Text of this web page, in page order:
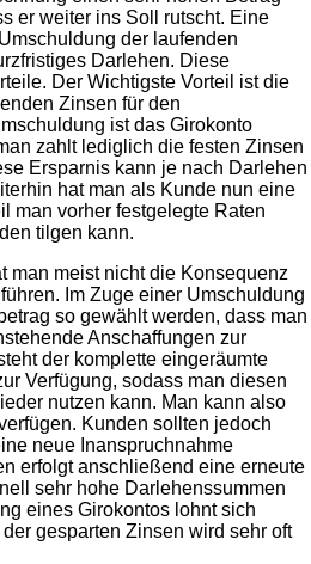
er weiter ins Soll rutscht. Eine
der laufenden
Darlehen. Diese
Der Wichtigste Vorteil ist die
Zinsen für den
ist das Girokonto
zahlt lediglich die festen Zinsen
Ersparnis kann je nach Darlehen
hat man als Kunde nun eine
man vorher festgelegte Raten
tilgen kann.
man meist nicht die Konsequenz
Im Zuge einer Umschuldung
so gewählt werden, dass man
Anschaffungen zur
der komplette eingeräumte
Verfügung, sodass man diesen
nutzen kann. Man kann also
Kunden sollten jedoch
neue Inanspruchnahme
erfolgt anschließend eine erneute
sehr hohe Darlehenssummen
eines Girokontos lohnt sich
gesparten Zinsen wird sehr oft